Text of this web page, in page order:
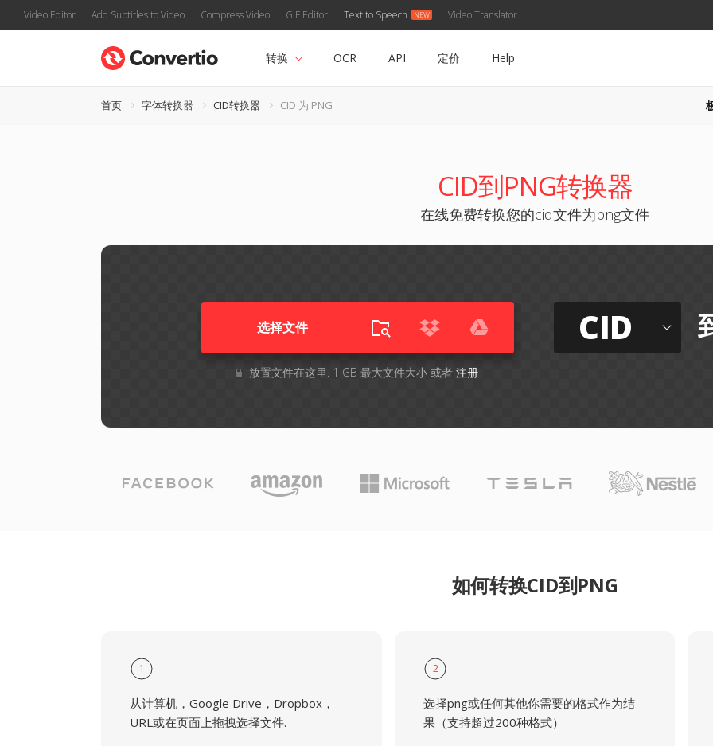
Video Editor Add Subtitles to Video Compress Video GIF Editor Text to Speech Video Translator
转换 OCR API 定价 Help
首页 字体转换器 CID转换器 CID 为 PNG
CID到PNG转换器
在线免费转换您的cid文件为png文件
选择文件
放置文件在这里. 1 GB 最大文件大小 或者 注册
CID
如何转换CID到PNG
1
从计算机，Google Drive，Dropbox，
URL或在页面上拖拽选择文件.
2
选择png或任何其他你需要的格式作为结
果（支持超过200种格式）